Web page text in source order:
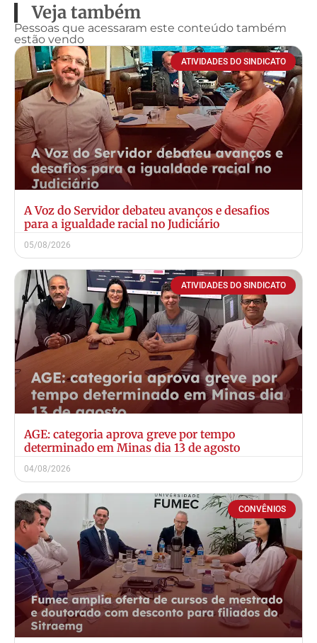
Veja também
Pessoas que acessaram este conteúdo também
estão vendo
ATIVIDADES DO SINDICATO
A Voz do Servidor debateu avanços e desafios
para a igualdade racial no Judiciário
05/08/2026
ATIVIDADES DO SINDICATO
AGE: categoria aprova greve por tempo
determinado em Minas dia 13 de agosto
04/08/2026
CONVÊNIOS